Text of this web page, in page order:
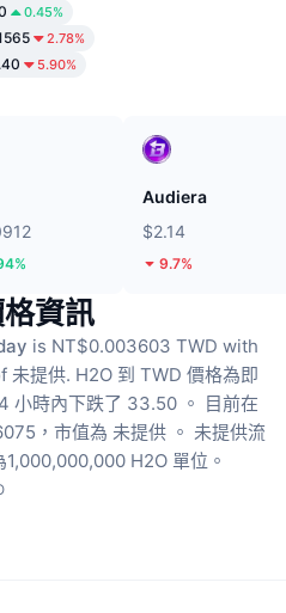
0.45%
2.78%
5.90%
Audiera
$2.14
9.7%
資訊
is NT$0.003603 TWD with
未提供. H2O 到 TWD 價格為即
小時內下跌了 33.50 。 目前在
，市值為 未提供 。 未提供流
H2O 單位。